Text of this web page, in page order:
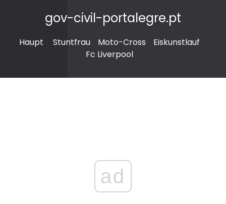
gov-civil-portalegre.pt
Haupt Stuntfrau Moto-Cross
Eiskunstlauf
Fc Liverpool
ad